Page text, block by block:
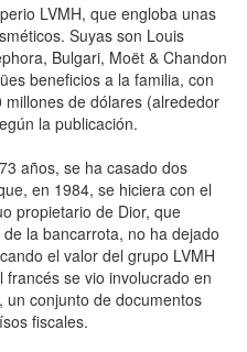
LVMH, que engloba unas
Suyas son Louis
Bulgari, Moët & Chandon
beneficios a la familia, con
de dólares (alrededor
la publicación.
años, se ha casado dos
en 1984, se hiciera con el
propietario de Dior, que
la bancarrota, no ha dejado
el valor del grupo LVMH
se vio involucrado en
conjunto de documentos
fiscales.